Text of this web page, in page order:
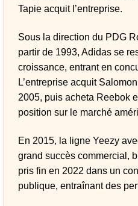
Tapie acquit l’entreprise.
Sous la direction du PDG
partir de 1993, Adidas se
croissance, entrant en
L’entreprise acquit
2005, puis acheta Reebok
position sur le marché
En 2015, la ligne Yeezy
grand succès commercial,
pris fin en 2022 dans un
publique, entraînant des